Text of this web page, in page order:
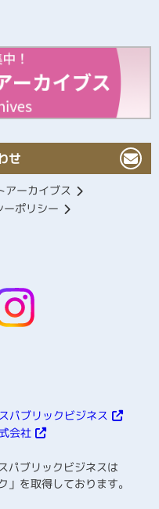
せ
アーカイブス
ーポリシー
パブリックビジネス
会社
パブリックビジネスは
」を取得しております。